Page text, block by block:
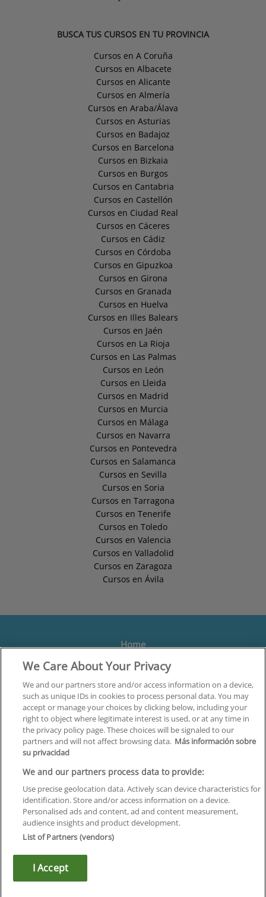
BUSCA TUS CURSOS EN TU PROVINCIA
Cursos en A Coruña
Cursos en Albacete
Cursos en Alicante
Cursos en Almería
Cursos en Araba/Álava
Cursos en Asturias
Cursos en Badajoz
Cursos en Barcelona
Cursos en Bizkaia
Cursos en Burgos
Cursos en Cantabria
Cursos en Castellón
Cursos en Ciudad Real
Cursos en Cáceres
Cursos en Cádiz
Cursos en Córdoba
Cursos en Gipuzkoa
Cursos en Girona
Cursos en Granada
Cursos en Huelva
Cursos en Illes Balears
Cursos en Jaén
Cursos en La Rioja
Cursos en Las Palmas
Cursos en León
Cursos en Lleida
Cursos en Madrid
Cursos en Murcia
Cursos en Málaga
Cursos en Navarra
Cursos en Pontevedra
Cursos en Salamanca
Cursos en Sevilla
Cursos en Soria
Cursos en Tarragona
Cursos en Tenerife
Cursos en Toledo
Cursos en Valencia
Cursos en Valladolid
Cursos en Zaragoza
Cursos en Ávila
Home
Formación
Centros
Orientación
Quiénes somos
Contacta
Aviso Legal
Política de Privacidad
Política de Cookies
Canal Ético
We Care About Your Privacy
We and our partners store and/or access information on a device,
such as unique IDs in cookies to process personal data. You may
accept or manage your choices by clicking below, including your
right to object where legitimate interest is used, or at any time in
the privacy policy page. These choices will be signaled to our
partners and will not affect browsing data. Más información sobre
su privacidad
We and our partners process data to provide:
Use precise geolocation data. Actively scan device characteristics for
identification. Store and/or access information on a device.
Personalised ads and content, ad and content measurement,
audience insights and product development.
List of Partners (vendors)
I Accept